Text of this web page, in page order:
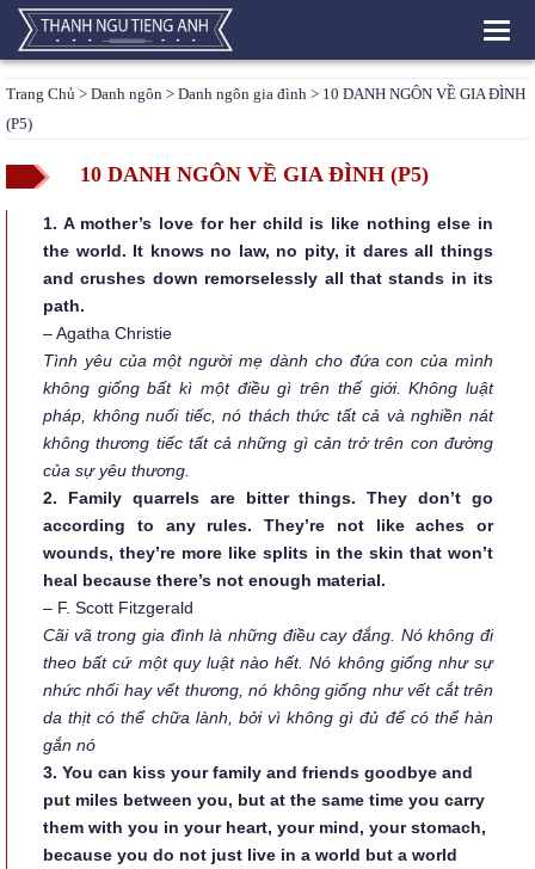
Trang Chủ > Danh ngôn > Danh ngôn gia đình > 10 DANH NGÔN VỀ GIA ĐÌNH
(P5)
10 DANH NGÔN VỀ GIA ĐÌNH (P5)
1. A mother’s love for her child is like nothing else in
the world. It knows no law, no pity, it dares all things
and crushes down remorselessly all that stands in its
path.
– Agatha Christie
Tình yêu của một người mẹ dành cho đứa con của mình
không giống bất kì một điều gì trên thế giới. Không luật
pháp, không nuối tiếc, nó thách thức tất cả và nghiền nát
không thương tiếc tất cả những gì cản trở trên con đường
của sự yêu thương.
2. Family quarrels are bitter things. They don’t go
according to any rules. They’re not like aches or
wounds, they’re more like splits in the skin that won’t
heal because there’s not enough material.
– F. Scott Fitzgerald
Cãi vã trong gia đình là những điều cay đắng. Nó không đi
theo bất cứ một quy luật nào hết. Nó không giống như sự
nhức nhối hay vết thương, nó không giống như vết cắt trên
da thịt có thể chữa lành, bởi vì không gì đủ để có thể hàn
gắn nó
3. You can kiss your family and friends goodbye and
put miles between you, but at the same time you carry
them with you in your heart, your mind, your stomach,
because you do not just live in a world but a world